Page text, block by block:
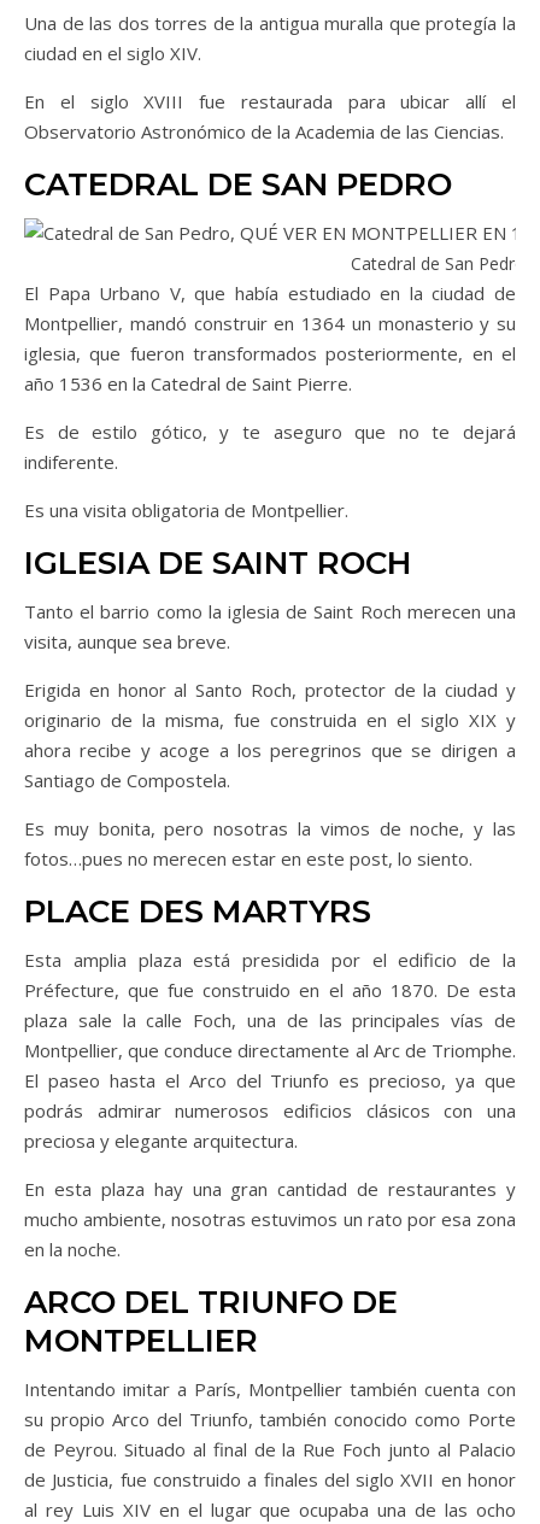
Una de las dos torres de la antigua muralla que protegía la
ciudad en el siglo XIV.
En el siglo XVIII fue restaurada para ubicar allí el
Observatorio Astronómico de la Academia de las Ciencias.
CATEDRAL DE SAN PEDRO
Catedral de San Pedro,
El Papa Urbano V, que había estudiado en la ciudad de
Montpellier, mandó construir en 1364 un monasterio y su
iglesia, que fueron transformados posteriormente, en el
año 1536 en la Catedral de Saint Pierre.
Es de estilo gótico, y te aseguro que no te dejará
indiferente.
Es una visita obligatoria de Montpellier.
IGLESIA DE SAINT ROCH
Tanto el barrio como la iglesia de Saint Roch merecen una
visita, aunque sea breve.
Erigida en honor al Santo Roch, protector de la ciudad y
originario de la misma, fue construida en el siglo XIX y
ahora recibe y acoge a los peregrinos que se dirigen a
Santiago de Compostela.
Es muy bonita, pero nosotras la vimos de noche, y las
fotos…pues no merecen estar en este post, lo siento.
PLACE DES MARTYRS
Esta amplia plaza está presidida por el edificio de la
Préfecture, que fue construido en el año 1870. De esta
plaza sale la calle Foch, una de las principales vías de
Montpellier, que conduce directamente al Arc de Triomphe.
El paseo hasta el Arco del Triunfo es precioso, ya que
podrás admirar numerosos edificios clásicos con una
preciosa y elegante arquitectura.
En esta plaza hay una gran cantidad de restaurantes y
mucho ambiente, nosotras estuvimos un rato por esa zona
en la noche.
ARCO DEL TRIUNFO DE
MONTPELLIER
Intentando imitar a París, Montpellier también cuenta con
su propio Arco del Triunfo, también conocido como Porte
de Peyrou. Situado al final de la Rue Foch junto al Palacio
de Justicia, fue construido a finales del siglo XVII en honor
al rey Luis XIV en el lugar que ocupaba una de las ocho